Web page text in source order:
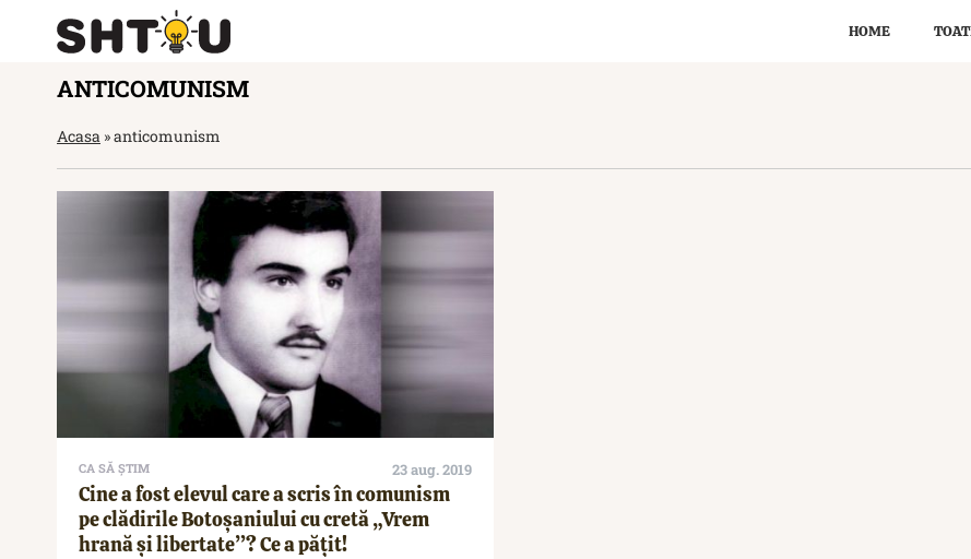
HOME
ANTICOMUNISM
Acasa »anticomunism
CA SĂ ȘTIM 23 aug. 2019
Cine a fost elevul care a scris în comunism
pe clădirile Botoșaniului cu cretă „Vrem
hrană și libertate”? Ce a pățit!